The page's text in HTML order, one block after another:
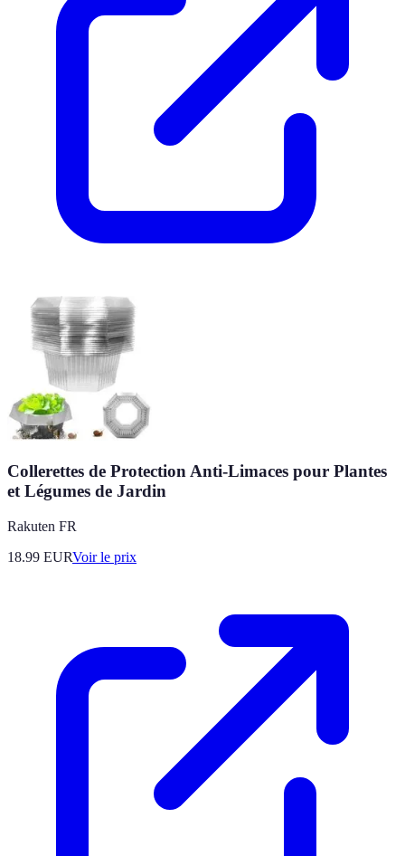
Collerettes de Protection Anti-Limaces pour Plantes
et Légumes de Jardin
Rakuten FR
18.99 EURVoir le prix